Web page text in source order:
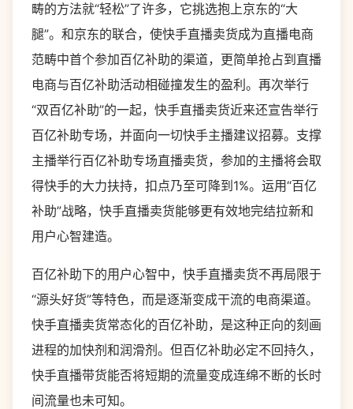
畴的方法就“轻松”了许多，它挑选抱上京东的“大
腿”。和京东的联合，使快手直播卖货成为直播电商
范畴中首个参加百亿补助的渠道，更简单抢占到直播
电商与百亿补助活动相碰撞发生的盈利。再次举行
“双百亿补助”的一起，快手直播卖货近来还宣告举行
百亿补助专场，并面向一切快手主播建议招募。支撑
主播举行百亿补助专场直播卖货，参加的主播将会取
得快手的大力扶持，扣点乃至可降到1%。运用“百亿
补助”战略，快手直播卖货能够更有效地完结拉新和
用户心智建造。
百亿补助下的用户心智中，快手直播卖货不再局限于
“源头好货”等特色，而是逐渐变成干流的电商渠道。
快手直播卖货常态化的百亿补助，是这种正向的刻画
进程的加快剂和润滑剂。但百亿补助必定不回持久，
快手直播带货能否将短期的流量变成连绵不断的长时
间流量也未可知。